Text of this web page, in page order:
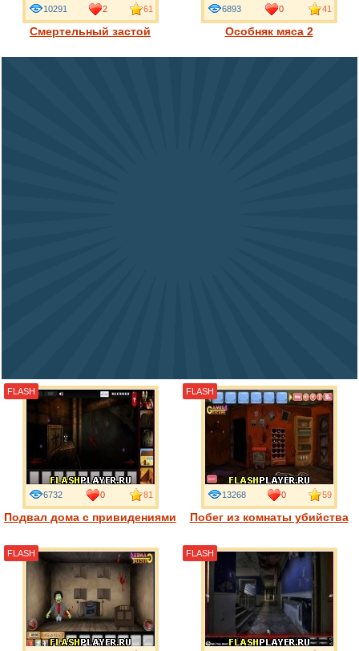
Смертельный застой
10291 2 61
Особняк мяса 2
6893 0 41
Подвал дома с привидениями
6732 0 81
FLASH
Побег из комнаты убийства
13268 0 59
FLASH
FLASH FLASH